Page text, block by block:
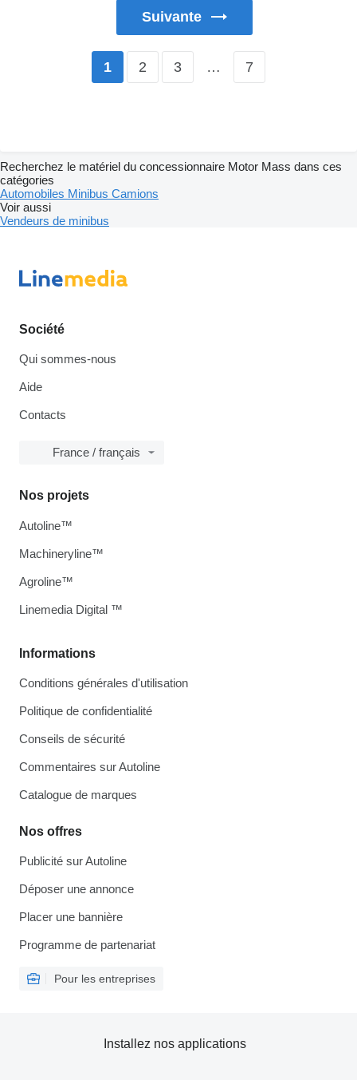
Suivante
1 2 3 … 7
Recherchez le matériel du concessionnaire Motor Mass dans ces
catégories
Automobiles Minibus Camions
Voir aussi
Vendeurs de minibus
Société
Qui sommes-nous
Aide
Contacts
France / français
Informations
Conditions générales d'utilisation
Politique de confidentialité
Conseils de sécurité
Commentaires sur Autoline
Catalogue de marques
Nos offres
Publicité sur Autoline
Déposer une annonce
Placer une bannière
Programme de partenariat
Pour les entreprises
Nos projets
Autoline™
Machineryline™
Agroline™
Linemedia Digital ™
Installez nos applications